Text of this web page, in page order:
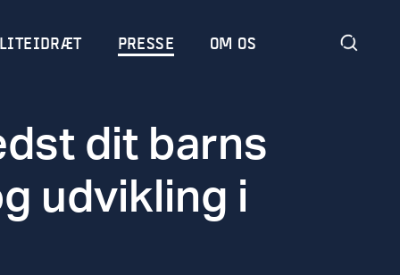
PRESSE OM OS
dit barns
udvikling i